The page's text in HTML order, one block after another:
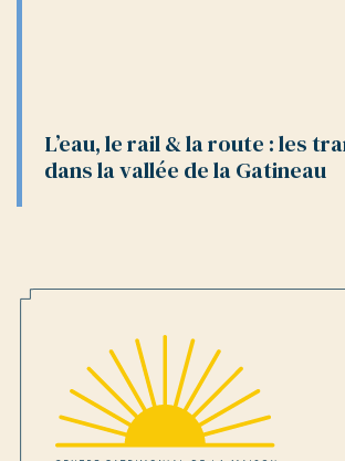
L’eau, le rail & la route : les
dans la vallée de la Gatineau